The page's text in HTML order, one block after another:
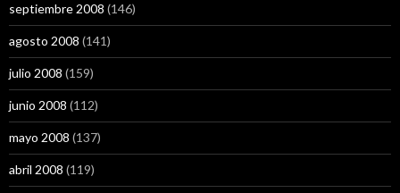
septiembre 2008 (146)
agosto 2008 (141)
julio 2008 (159)
junio 2008 (112)
mayo 2008 (137)
abril 2008 (119)